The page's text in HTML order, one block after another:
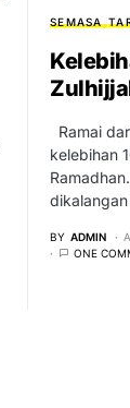
SEMASA
Ramai
kelebihan
BY ADMIN
ONE